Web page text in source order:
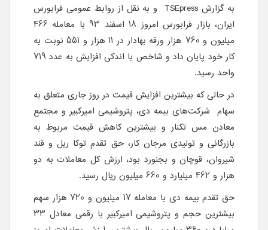
به گزارش TSEpress و به نقل از روابط عمومی فرابورس
ایران، بازار فرابورس امروز 18 اسفند 93 با معامله 466
میلیون و 760 هزار ورقه بهادار در 11 هزار و 551 نوبت به
کار خود پایان داد و شاخص با اندکی افزایش به عدد 719
واحد رسید.
در حالی که بیشترین افزایش قیمت در روز جاری متعلق به
سهام شرکت‌های بیمه دی، پتروشیمی امیرکبیر و مجتمع
معادن مس تکنار و بیشترین کاهش قیمت مربوط به
بازرگانی و تولیدی مرجان کار، حق تقدم توکا ریل و قند
شیروان، قوچان و بجنورد بود، ارزش کل معاملات به دو
هزار و 462 میلیارد و 660 میلیون ریال رسید.
حق تقدم بیمه دی با معامله 17 میلیون و 720 هزار سهم
بیشترین حجم و پتروشیمی امیرکبیر با رقمی معادل 33